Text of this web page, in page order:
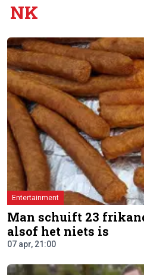
NK
Entertainment
Man schuift 23
alsof het niets is
07 apr, 21:00